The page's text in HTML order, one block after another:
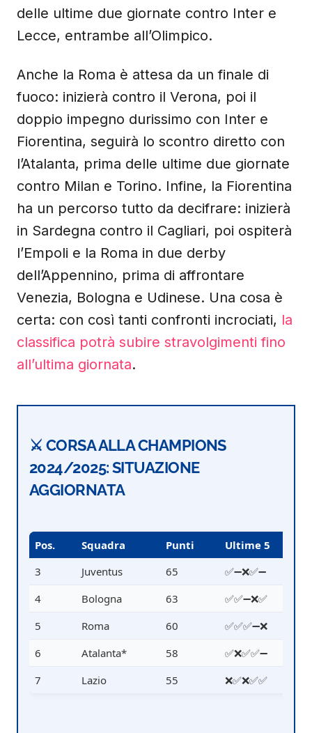
delle ultime due giornate contro Inter e
Lecce, entrambe all’Olimpico.
Anche la Roma è attesa da un finale di
fuoco: inizierà contro il Verona, poi il
doppio impegno durissimo con Inter e
Fiorentina, seguirà lo scontro diretto con
l’Atalanta, prima delle ultime due giornate
contro Milan e Torino. Infine, la Fiorentina
ha un percorso tutto da decifrare: inizierà
in Sardegna contro il Cagliari, poi ospiterà
l’Empoli e la Roma in due derby
dell’Appennino, prima di affrontare
Venezia, Bologna e Udinese. Una cosa è
certa: con così tanti confronti incrociati, la
classifica potrà subire stravolgimenti fino
all’ultima giornata.
⚔️ CORSA ALLA CHAMPIONS
2024/2025: SITUAZIONE
AGGIORNATA
Pos. Squadra Punti Ultime 5
3
Juventus 65 ✅➖❌✅➖
4
Bologna 63 ✅✅➖❌✅
5
Roma 60 ✅✅✅➖❌
6
Atalanta* 58 ✅❌✅✅➖
7
Lazio 55 ❌✅❌✅✅